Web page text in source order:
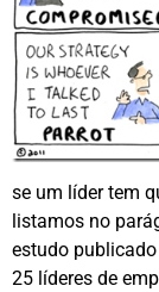
se um líder tem
listamos no
estudo
25 líderes de